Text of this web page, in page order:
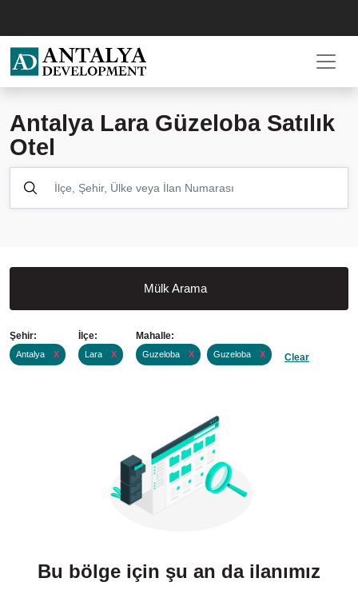
Antalya Lara Güzeloba Satılık
Otel
Mülk Arama
Şehir:
Antalya X
İlçe:
Lara X
Mahalle:
Guzeloba X Guzeloba X Clear
Bu bölge için şu an da ilanımız